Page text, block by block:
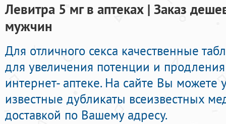
Левитра 5 мг в аптеках | Заказ
мужчин
Для отличного секса качественные
для увеличения потенции и продления
интернет- аптеке. На сайте Вы можете
известные дубликаты всеизвестных
доставкой по Вашему адресу.